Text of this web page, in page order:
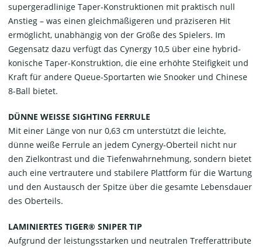
supergeradlinige Taper-Konstruktionen mit praktisch null
Anstieg – was einen gleichmäßigeren und präziseren Hit
ermöglicht, unabhängig von der Größe des Spielers. Im
Gegensatz dazu verfügt das Cynergy 10,5 über eine hybrid-
konische Taper-Konstruktion, die eine erhöhte Steifigkeit und
Kraft für andere Queue-Sportarten wie Snooker und Chinese
8-Ball bietet.
DÜNNE WEISSE SIGHTING FERRULE
Mit einer Länge von nur 0,63 cm unterstützt die leichte,
dünne weiße Ferrule an jedem Cynergy-Oberteil nicht nur
den Zielkontrast und die Tiefenwahrnehmung, sondern bietet
auch eine vertrautere und stabilere Plattform für die Wartung
und den Austausch der Spitze über die gesamte Lebensdauer
des Oberteils.
LAMINIERTES TIGER® SNIPER TIP
Aufgrund der leistungsstarken und neutralen Trefferattribute